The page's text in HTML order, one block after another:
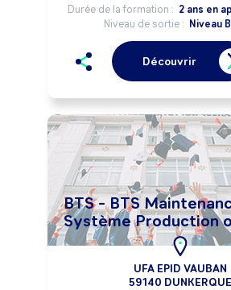
Durée de la formation : 2 ans en
Niveau de sortie : Niveau
Découvrir
BTS - BTS Maintenance
Système Production
UFA EPID VAUBAN
59140 DUNKERQUE